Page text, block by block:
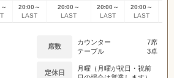
20:00～
LAST
20:00～
LAST
20:00～
LAST
20:00～
LAST
席数
カウンター
7席
テーブル
3卓
定休日
月曜（月曜が祝日・祝前